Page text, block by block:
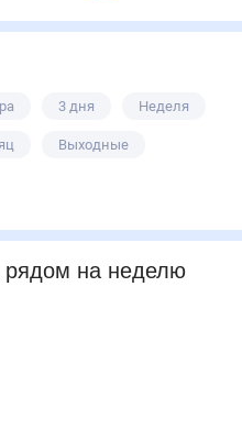
3 дня Неделя
Выходные
на неделю